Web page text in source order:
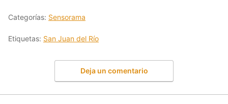
Categorías: Sensorama
Etiquetas: San Juan del Río
Deja un comentario